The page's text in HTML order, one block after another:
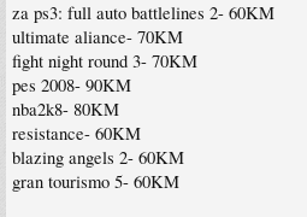
za ps3: full auto battlelines 2- 60KM
ultimate aliance- 70KM
fight night round 3- 70KM
pes 2008- 90KM
nba2k8- 80KM
resistance- 60KM
blazing angels 2- 60KM
gran tourismo 5- 60KM